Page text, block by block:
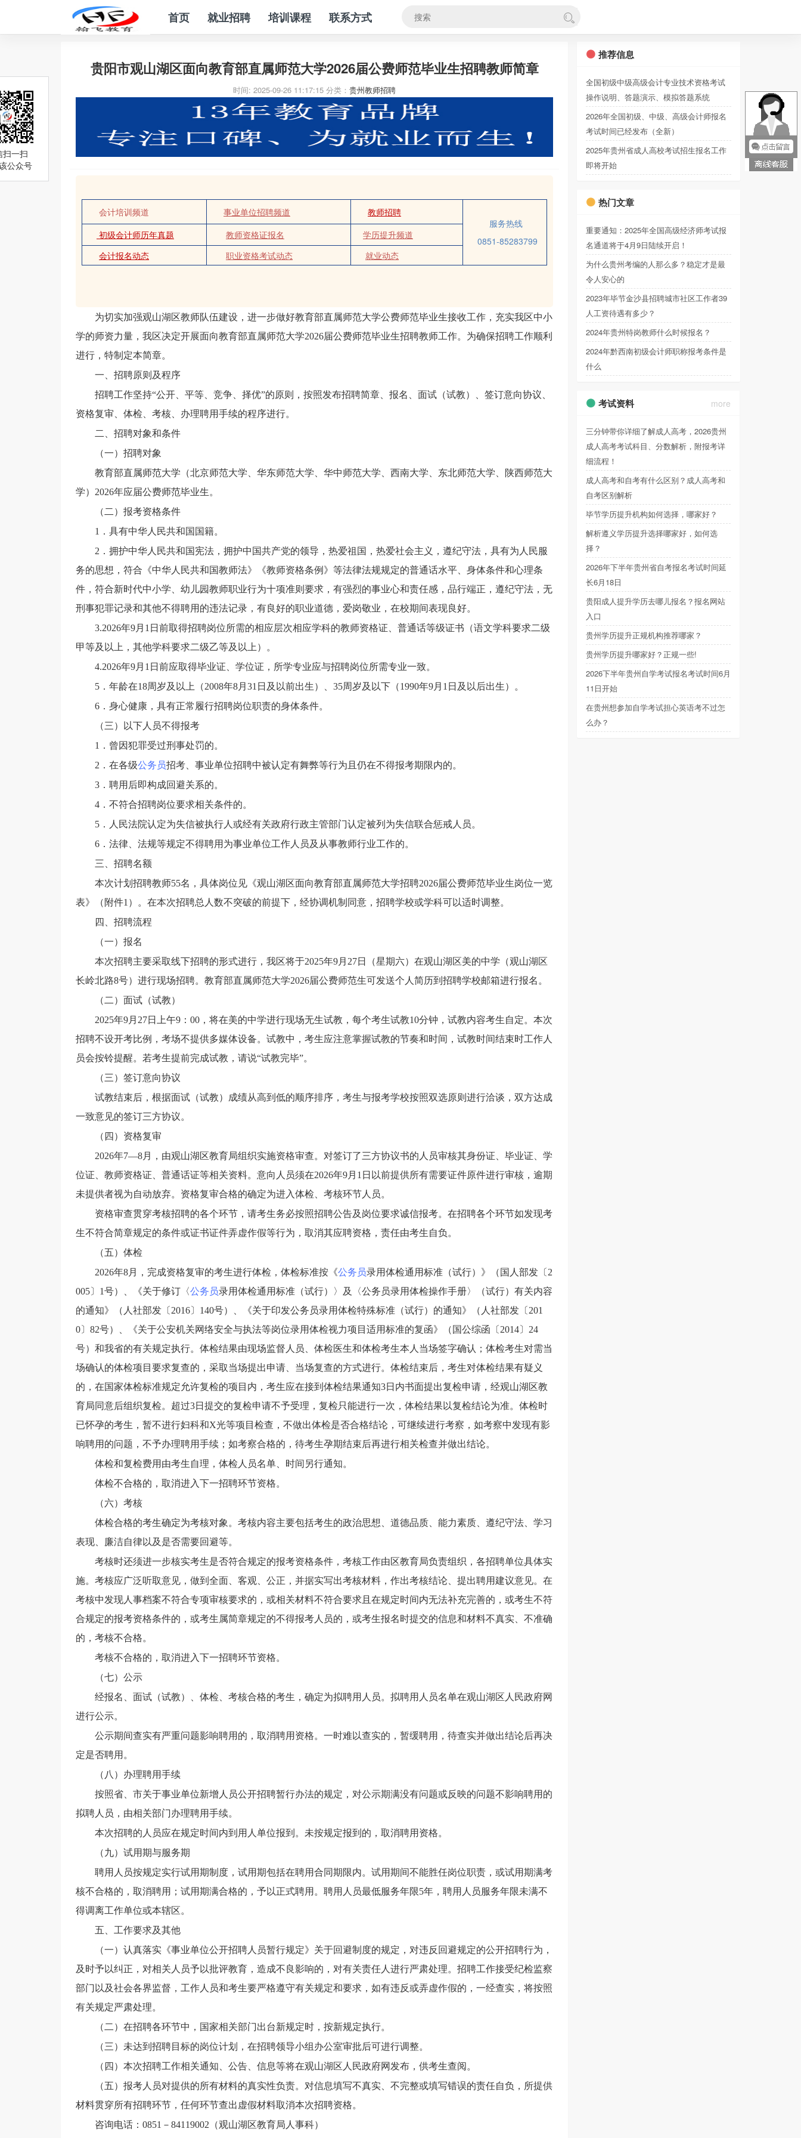
首页 就业招聘 培训课程 联系方式
贵阳市观山湖区面向教育部直属师范大学2026届公费师范毕业生招聘教师简章
时间: 2025-09-26 11:17:15分类：贵州教师招聘
会计培训频道 事业单位招聘频道
教师招聘
服务热线
0851-85283799
初级会计师历年真题 教师资格证报名
学历提升频道
会计报名动态
职业资格考试动态 就业动态
为切实加强观山湖 区教师队伍建设， 进一步做好教育部直属师范大学公费师范毕业生接收工作，充实我区中小
学的师资力量， 我区决定开展面向教育部直属师范大学2026届公费师范毕业生招聘教师工作。 为确保招聘工作顺利
进行，特制定本简章。
一、招聘原则及程序
招聘工作坚持“公开、平等、竞争、择优”的原则，按照发布招聘简章、报名、面试（试教）、签订意向协议、
资格复审、 体检、考核、办理聘用手续的程序进行。
二、招聘对象和条件
（一）招聘对象
教育部直属师范大学（北京师范大学、华东师范大学、华中师范大学、西南大学、东北师范大学、陕西师范大
学） 2026年应届公费师范毕业生。
（二）报考资格条件
1．具有中华人民共和国国籍。
2．拥护中华人民共和国宪法，拥护中国共产党的领导，热爱祖国，热爱社会主义，遵纪守法，具有为人民服
务的思想，符合《中华人民共和国教师法》《教师资格条例》等法律法规规定的普通话水平、身体条件和心理条
件，符合新时代中小学、幼儿园教师职业行为十项准则要求，有强烈的事业心和责任感，品行端正，遵纪守法，无
刑事犯罪记录和其他不得聘用的违法记录，有良好的职业道德，爱岗敬业，在校期间表现良好。
3.2026年9月 1日前取得招聘岗位所需的相应层次相应学科的教师资格证
普通话等级证书（语文学科要求二级
甲等及以上，其他学科要求二级乙等及以上）
。
4.2026年9月 1日前应取得毕业证、学位证，所学专业应与招聘岗位所需专业一致。
5． 年龄在18周岁及 以上（2008年8月 31 日及以前出生）、 35周岁及 以下（1990年9月 1 日及以后出生）
。
6．身心健康，具有正常履行招聘岗位职责的身体条件。
（三）以下人员不得报考
1．曾因犯罪受过刑事处罚的。
2．在各级公务员招考、事业单位招聘中被认定有舞弊等行为且仍在不得报考期限内的。
3．聘用后即构成回避关系的。
4．不符合招聘岗位要求相关条件的。
5．人民法院认定为失信被执行人或经有关政府行政主管部门认定被列为失信联合惩戒人员。
6．法律、法规等规定不得聘用为事业单位工作人员及从事教师行业工作的。
三、招聘名额
本次计划招聘教师55名，具体岗位 见《观山湖区面向教育部直属师范大学招聘2026届公费师范毕业生岗位一览
表》 （ 附件1 ） 。 在本次招聘总人数不突破的前提下，经协调机制同意，招聘学校或学科可以适时调整。
四、招聘流程
（一）报名
本次招聘主要采取线下招聘的形式进行， 我区将于2025年9月27日（星期六）在观山湖区美的中学（观山湖区
长岭北路8号）进行现场招聘。教育部直属师范大学2026届公费师范生可发送个人简历到招聘学校邮箱进行报名 。
（二）面试（试教）
2025年9月27日上午9：00，将在美的中学进行现场无生试教，每个考生试教10分钟，试教内容考生自定。本次
招聘不设开考比例， 考场不提供多媒体设备。 试教中，考生应注意掌握试教的节奏和时间 ，试教时间结束时工作人
员会按铃提醒。若考生提前完成试教 ，请说“试教完毕”。
（三） 签订意向协议
试教结束后，根据面试（试教）
成绩从高到低的顺序排序，考生与报考学校按照双选原则进行洽谈，双方达成
一致意见的签订三方协议。
（四）资格复审
2026年7—8月，由观山湖区教育局组织实施资格审查。对签订了三方协议书的人员审核其身份证、毕业证、学
位证、教师资格证、普通话证等相关资料。意向人员须在2026年9月1日以前提供所有需要证件原件进行审核，逾期
未提供者视为自动放弃。资格复审合格的确定为进入体检、考核环节人员。
资格审查贯穿考核招聘的各个环节，请考生务必按照招聘公告及岗位要求诚信报考。在招聘各个环节如发现考
生不符合简章规定的条件或证书证件弄虚作假等行为，取消其应聘资格，责任由考生自负。
（五）体检
2026年8月， 完成资格复审的考生进行体检，体检标准按《公务员录用体检通用标准（试行）》（国人部发〔 2
005〕1号）、《关于修订〈公务员录用体检通用标准（试行）〉及〈公务员录用体检操作手册〉（试行）有关内容
的通知》（人社部发〔2016〕140号）、《关于印发公务员录用体检特殊标准（试行）的通知》（人社部发〔201
0〕82号）、《关于公安机关网络安全与执法等岗位录用体检视力项目适用标准的复函》（国公综函〔2014〕24
号）和我省的有关规定执行。体检结果由现场监督人员、体检医生和体检考生本人当场签字确认；体检考生对需当
场确认的体检项目要求复查的，采取当场提出申请、当场复查的方式进行。体检结束后，考生对体检结果有疑义
的，在国家体检标准规定允许复检的项目内，考生应在接到体检结果通知3日内书面提出复检申请，经观山湖区教
育局同意后组织复检。超过3日提交的复检申请不予受理，复检只能进行一次，体检结果以复检结论为准。体检时
已怀孕的考生，暂不进行妇科和X光等项目检查，不做出体检是否合格结论，可继续进行考察，如考察中发现有影
响聘用的问题，不予办理聘用手续；如考察合格的，待考生孕期结束后再进行相关检查并做出结论。
体检和复检费用由考生自理，体检人员名单、时间另行通知。
体检不合格的，取消进入下一招聘环节资格。
（六）考核
体检合格的考生确定为考核对象。考核内容主要包括考生的政治思想、道德品质、能力素质、遵纪守法、学习
表现、廉洁自律以及是否需要回避等。
考核时还须进一步核实考生是否符合规定的报考资格条件，考核工作由区教育局负责组织，各招聘单位具体实
施。考核应广泛听取意见，做到全面、客观、公正，并据实写出考核材料，作出考核结论、提出聘用建议意见。 在
考核中发现人事档案不符合专项审核要求的，或相关材料不符合要求且在规定时间内无法补充完善的，或考生不符
合规定的报考资格条件的，或考生属简章规定的不得报考人员的，或考生报名时提交的信息和材料不真实、不准确
的，考核不合格。
考核不合格的，取消进入下一招聘环节资格。
（七）公示
经报名、 面试（试教） 、体检、考核合格的考生，确定为拟聘用人员。拟聘用人员名单在观山湖 区人民政府网
进行公示。
公示期间查实有严重问题影响聘用的，取消聘用资格。一时难以查实的，暂缓聘用，待查实并做出结论后再决
定是否聘用。
（ 八 ）办理聘用手续
按照省、市关于事业单位新增人员公开招聘暂行办法的规定，对公示期满没有问题或反映的问题不影响聘用的
拟聘人员， 由相关部门办理聘用手续。
本次招聘的人员应在规定时间内到用人单位报到。未按规定报到的，取消聘用资格。
（九）试用期与服务期
聘用人员按规定实行试用期制度，试用期包括在聘用合同期限内。试用期间不能胜任岗位职责，或试用期满考
核不合格的，取消聘用；试用期满合格的，予以正式聘用。聘用人员最低服务年限5年，聘用人员服务年限未满不
得调离工作单位或本辖区。
五、工作要求及其他
（一） 认真落实《事业单位公开招聘人员暂行规定》关于回避制度的规定，对违反回避规定的公开招聘行为，
及时予以纠正，对相关人员予以批评教育，造成不良影响的，对有关责任人进行严肃处理。招聘工作接受纪检监察
部门以及社会各界监督，工作人员和考生要严格遵守有关规定和要求，如有违反或弄虚作假的，一经查实，将按照
有关规定严肃处理。
（ 二 ） 在招聘各环节中，国家相关部门出台新规定时，按新规定执行。
（三） 未达到招聘目标的岗位计划， 在招聘领导小组办公室审批后可进行调整。
（ 四 ） 本次招聘工作相关通知、公告、信息等将在观山湖 区人民政府网发布，供考生查阅。
（五） 报考人员对提供的所有材料的真实性负责。对信息填写不真实、不完整或填写错误的责任自负，所提供
材料贯穿所有招聘环节，任何环节查出虚假材料取消本次招聘资格。
咨询电话： 0851－84119002（观山湖区教育局人事科）
推荐信息
全国初级中级高级会计专业技术资格考试
操作说明、答题演示、模拟答题系统
2026年全国初级、中级、高级会计师报名
考试时间已经发布（全新）
2025年贵州省成人高校考试招生报名工作
即将开始
热门文章
重要通知：2025年全国高级经济师考试报
名通道将于4月9日陆续开启！
为什么贵州考编的人那么多？稳定才是最
令人安心的
2023年毕节金沙县招聘城市社区工作者39
人工资待遇有多少？
2024年贵州特岗教师什么时候报名？
2024年黔西南初级会计师职称报考条件是
什么
考试资料 more
三分钟带你详细了解成人高考，2026贵州
成人高考考试科目、分数解析，附报考详
细流程！
成人高考和自考有什么区别？成人高考和
自考区别解析
毕节学历提升机构如何选择，哪家好？
解析遵义学历提升选择哪家好，如何选
择？
2026年下半年贵州省自考报名考试时间延
长6月18日
贵阳成人提升学历去哪儿报名？报名网站
入口
贵州学历提升正规机构推荐哪家？
贵州学历提升哪家好？正规一些!
2026下半年贵州自学考试报名考试时间6月
11日开始
在贵州想参加自学考试担心英语考不过怎
么办？
扫一扫
公众号